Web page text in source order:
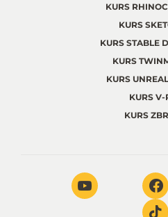
KURS
KURS
KURS STABLE
KURS
KURS
KURS V-
KURS